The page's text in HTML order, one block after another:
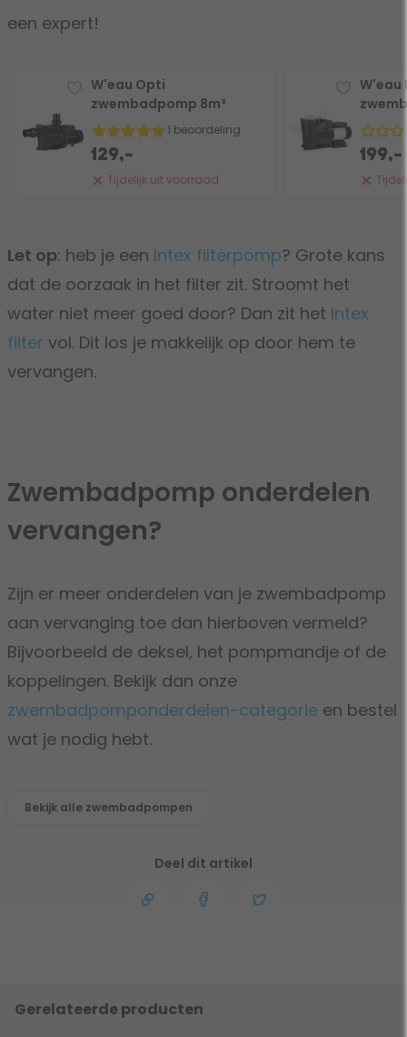
een expert!
W'eau Opti
zwembadpomp 8m³
1 beoordeling
Tijdelijk uit voorraad
129,-
W'eau
199,-
Let op: heb je een Intex filterpomp? Grote kans
dat de oorzaak in het filter zit. Stroomt het
water niet meer goed door? Dan zit het Intex
filter vol. Dit los je makkelijk op door hem te
vervangen.
Zwembadpomp onderdelen
vervangen?
Zijn er meer onderdelen van je zwembadpomp
aan vervanging toe dan hierboven vermeld?
Bijvoorbeeld de deksel, het pompmandje of de
koppelingen. Bekijk dan onze
zwembadpomponderdelen-categorie en bestel
wat je nodig hebt.
Bekijk alle zwembadpompen
Deel dit artikel
Gerelateerde producten